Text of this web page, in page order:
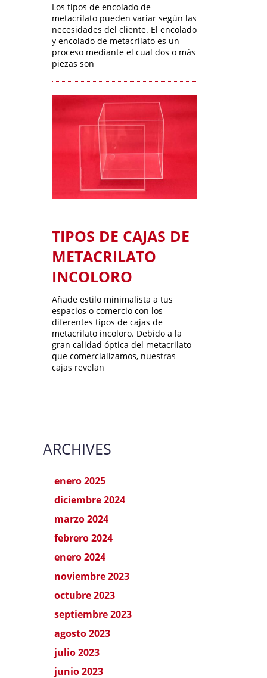
Los tipos de encolado de
metacrilato pueden variar según las
necesidades del cliente. El encolado
y encolado de metacrilato es un
proceso mediante el cual dos o más
piezas son
TIPOS DE CAJAS DE
METACRILATO
INCOLORO
Añade estilo minimalista a tus
espacios o comercio con los
diferentes tipos de cajas de
metacrilato incoloro. Debido a la
gran calidad óptica del metacrilato
que comercializamos, nuestras
cajas revelan
ARCHIVES
enero 2025
diciembre 2024
marzo 2024
febrero 2024
enero 2024
noviembre 2023
octubre 2023
septiembre 2023
agosto 2023
julio 2023
junio 2023